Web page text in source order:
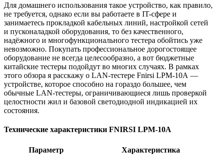
Для домашнего использования такое устройство, как правило,
не требуется, однако если вы работаете в IT-сфере и
занимаетесь прокладкой кабельных линий, настройкой сетей
и пусконаладкой оборудования, то без качественного,
надёжного и многофункционального тестера обойтись уже
невозможно. Покупать профессиональное дорогостоящее
оборудование не всегда целесообразно, а вот бюджетные
китайские тестеры подойдут во многих случаях. В рамках
этого обзора я расскажу о LAN-тестере Fnirsi LPM-10A —
устройстве, которое способно на гораздо большее, чем
обычные LAN-тестеры, ограничивающиеся лишь проверкой
целостности жил и базовой светодиодной индикацией их
состояния.
Технические характеристики FNIRSI LPM-10A
Параметр
Характеристика